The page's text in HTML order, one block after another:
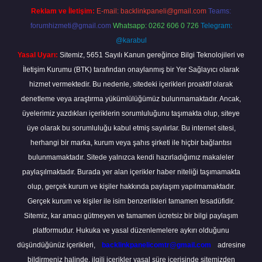
Reklam ve İletişim: E-mail: backlinkpaneli@gmail.com Teams:
forumhizmeti@gmail.com Whatsapp: 0262 606 0 726 Telegram:
@karabul
Yasal Uyarı: Sitemiz, 5651 Sayılı Kanun gereğince Bilgi Teknolojileri ve
İletişim Kurumu (BTK) tarafından onaylanmış bir Yer Sağlayıcı olarak
hizmet vermektedir. Bu nedenle, sitedeki içerikleri proaktif olarak
denetleme veya araştırma yükümlülüğümüz bulunmamaktadır. Ancak,
üyelerimiz yazdıkları içeriklerin sorumluluğunu taşımakta olup, siteye
üye olarak bu sorumluluğu kabul etmiş sayılırlar. Bu internet sitesi,
herhangi bir marka, kurum veya şahıs şirketi ile hiçbir bağlantısı
bulunmamaktadır. Sitede yalnızca kendi hazırladığımız makaleler
paylaşılmaktadır. Burada yer alan içerikler haber niteliği taşımamakta
olup, gerçek kurum ve kişiler hakkında paylaşım yapılmamaktadır.
Gerçek kurum ve kişiler ile isim benzerlikleri tamamen tesadüfidir.
Sitemiz, kar amacı gütmeyen ve tamamen ücretsiz bir bilgi paylaşım
platformudur. Hukuka ve yasal düzenlemelere aykırı olduğunu
düşündüğünüz içerikleri,
backlinkpanelicomtr@gmail.com
adresine
bildirmeniz halinde, ilgili içerikler yasal süre içerisinde sitemizden